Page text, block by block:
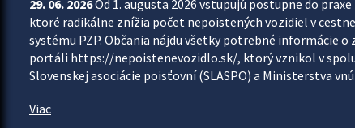
29. 06. 2026Od 1. augusta 2026 vstupujú postupne do
ktoré radikálne znížia počet nepoistených vozidiel v
systému PZP. Občania nájdu všetky potrebné informácie
portáli https://nepoistenevozidlo.sk/, ktorý vznikol v
Slovenskej asociácie poisťovní (SLASPO) a Ministerstva
Viac